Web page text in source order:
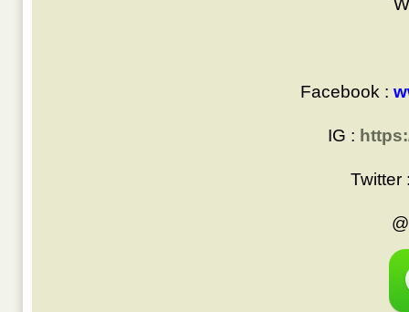
Facebook :
IG :
Twitter